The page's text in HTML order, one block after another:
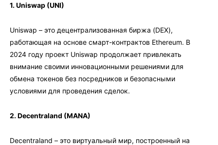
1. Uniswap (UNI)
Uniswap – это децентрализованная биржа (DEX),
работающая на основе смарт-контрактов Ethereum. В
2024 году проект Uniswap продолжает привлекать
внимание своими инновационными решениями для
обмена токенов без посредников и безопасными
условиями для проведения сделок.
2. Decentraland (MANA)
Decentraland – это виртуальный мир, построенный на